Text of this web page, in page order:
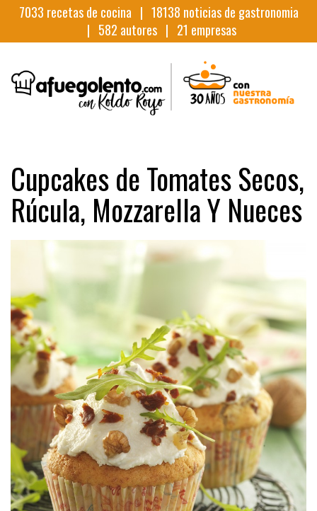
7033 recetas de cocina | 18138 noticias de gastronomia
| 582 autores | 21 empresas
Cupcakes de Tomates Secos,
Rúcula, Mozzarella Y Nueces